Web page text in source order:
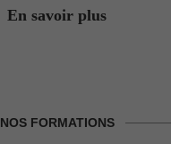
En savoir plus
NOS FORMATIONS